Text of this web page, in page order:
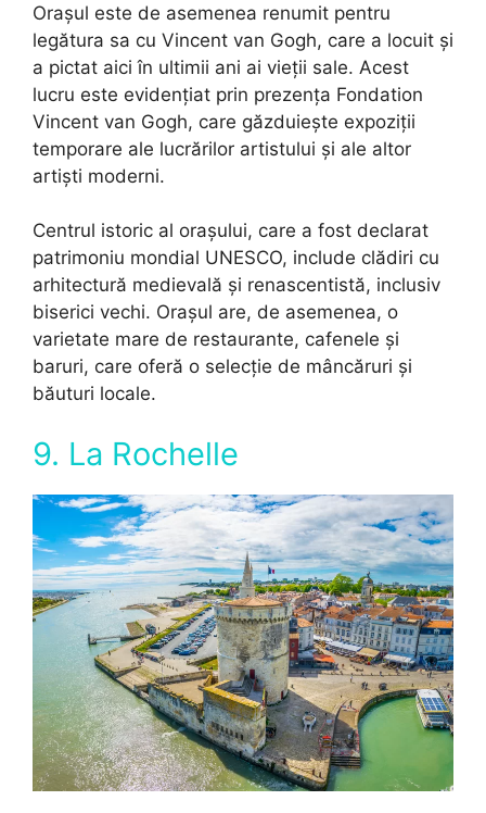
Orașul este de asemenea renumit pentru
legătura sa cu Vincent van Gogh, care a locuit și
a pictat aici în ultimii ani ai vieții sale. Acest
lucru este evidențiat prin prezența Fondation
Vincent van Gogh, care găzduiește expoziții
temporare ale lucrărilor artistului și ale altor
artiști moderni.
Centrul istoric al orașului, care a fost declarat
patrimoniu mondial UNESCO, include clădiri cu
arhitectură medievală și renascentistă, inclusiv
biserici vechi. Orașul are, de asemenea, o
varietate mare de restaurante, cafenele și
baruri, care oferă o selecție de mâncăruri și
băuturi locale.
9. La Rochelle